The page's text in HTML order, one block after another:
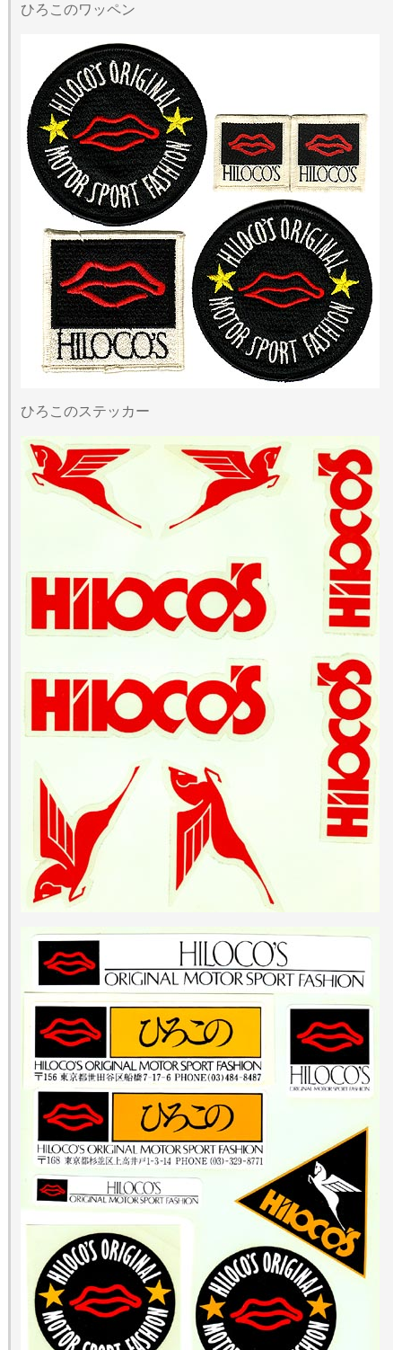
ひろこのワッペン
ひろこのステッカー